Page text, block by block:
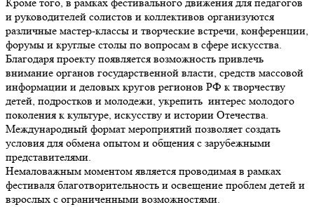
Кроме того, в рамках фестивального движения для педагогов
и руководителей солистов и коллективов организуются
различные мастер-классы и творческие встречи, конференции,
форумы и круглые столы по вопросам в сфере искусства.
Благодаря проекту появляется возможность привлечь
внимание органов государственной власти, средств массовой
информации и деловых кругов регионов РФ к творчеству
детей, подростков и молодежи, укрепить интерес молодого
поколения к культуре, искусству и истории Отечества.
Международный формат мероприятий позволяет создать
условия для обмена опытом и общения с зарубежными
представителями.
Немаловажным моментом является проводимая в рамках
фестиваля благотворительность и освещение проблем детей и
взрослых с ограниченными возможностями.